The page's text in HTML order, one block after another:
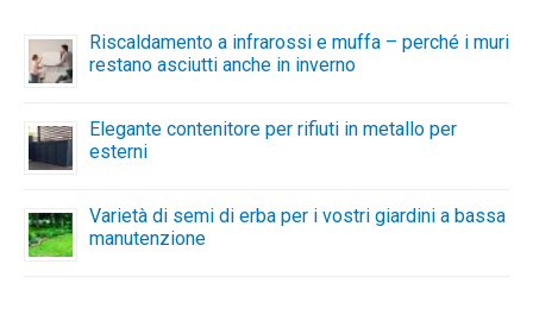
Riscaldamento a infrarossi e muffa – perché i muri
restano asciutti anche in inverno
Elegante contenitore per rifiuti in metallo per
esterni
Varietà di semi di erba per i vostri giardini a bassa
manutenzione